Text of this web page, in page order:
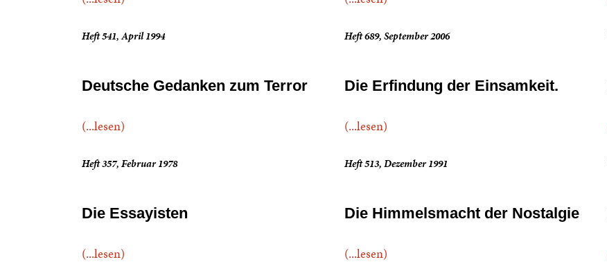
Heft 541, April 1994 Heft 689, September 2006
Deutsche Gedanken zum Terror
(...lesen)
Heft 357, Februar 1978
Die Erfindung der Einsamkeit.
(...lesen)
Heft 513, Dezember 1991
Die Essayisten
(...lesen)
Die Himmelsmacht der Nostalgie
(...lesen)